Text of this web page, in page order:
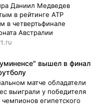
Даниил Медведев
в рейтинге АТР
в четвертьфинале
Австралии
вышел в финал
матче обладатели
выиграли у победителя
египетского